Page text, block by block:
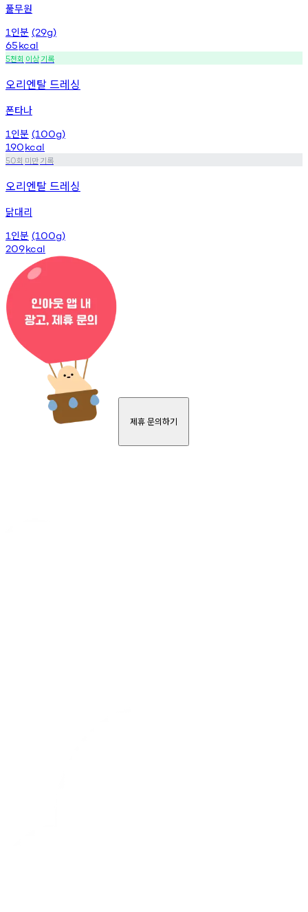
풀무원
1 인분 (29g)
65kcal
5천회 이상기록
오리엔탈 드레싱
폰타나
1 인분 (100g)
190kcal
50회 미만기록
오리엔탈 드레싱
닭대리
1 인분 (100g)
209kcal
제휴 문의하기